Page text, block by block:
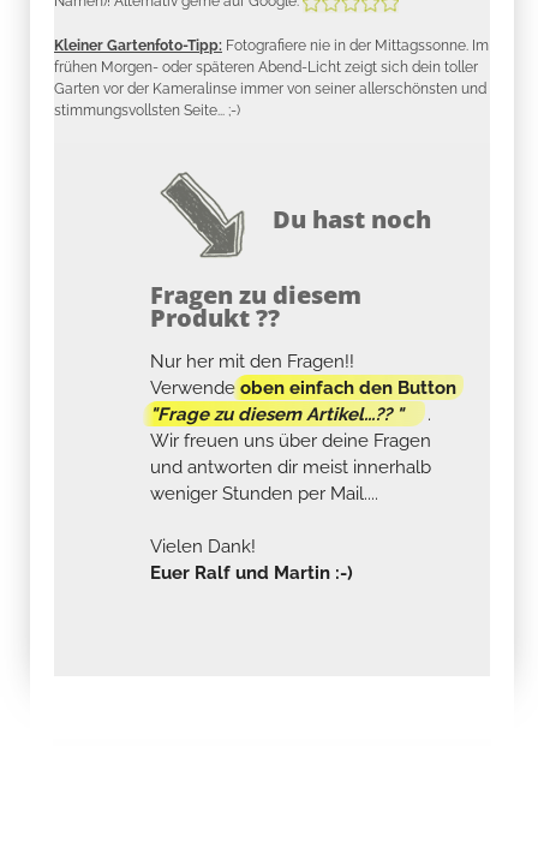
Kleiner Gartenfoto-Tipp: Fotografiere nie in der Mittagssonne. Im
frühen Morgen- oder späteren Abend-Licht zeigt sich dein toller
Garten vor der Kameralinse immer von seiner allerschönsten und
stimmungsvollsten Seite... ;-)
Du hast noch
Fragen zu diesem
Produkt ??
Nur her mit den Fragen!!
Verwendeoben einfach den Button
"Frage zu diesem Artikel...?? "
.
Wir freuen uns über deine Fragen
und antworten dir meist innerhalb
weniger Stunden per Mail....
Vielen Dank!
Euer Ralf und Martin :-)